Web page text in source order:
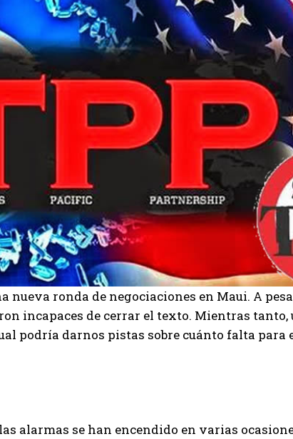
nueva ronda de negociaciones en Maui. A
incapaces de cerrar el texto. Mientras
podría darnos pistas sobre cuánto falta para
alarmas se han encendido en varias